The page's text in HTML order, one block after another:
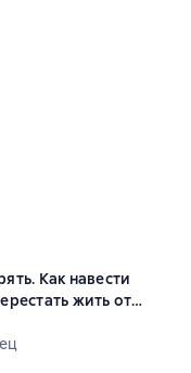
на основе 0 оценок
Как навести
жить от